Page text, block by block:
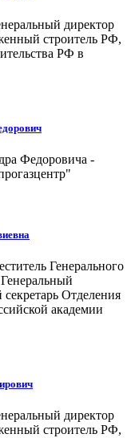
директор
строитель РФ,
РФ в
Федоровича -
Генерального
Отделения
академии
директор
строитель РФ,